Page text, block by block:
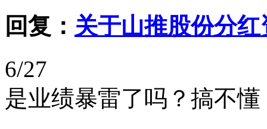
回复： 关于山推股份分
6/27
是业绩暴雷了吗？搞不懂